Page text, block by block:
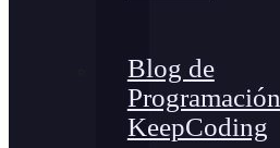
Blog de
Programación
KeepCoding